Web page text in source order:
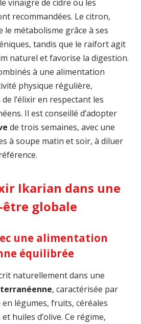
vinaigre de cidre ou les
recommandées. Le citron,
le métabolisme grâce à ses
tandis que le raifort agit
naturel et favorise la digestion.
à une alimentation
physique régulière,
l’élixir en respectant les
Il est conseillé d’adopter
de trois semaines, avec une
à soupe matin et soir, à diluer
Ikarian dans une
globale
une alimentation
équilibrée
naturellement dans une
, caractérisée par
légumes, fruits, céréales
huiles d’olive. Ce régime,